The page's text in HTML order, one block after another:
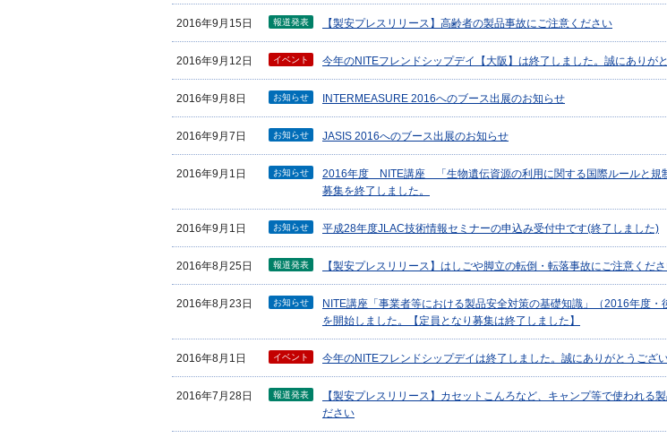
2016年9月15日 報道発表 【製安プレスリリース】高齢者の製品事故にご注意ください
2016年9月12日 イベント 今年のNITEフレンドシップデイ【大阪】は終了しました。誠にありが
2016年9月8日 お知らせ INTERMEASURE 2016へのブース出展のお知らせ
2016年9月7日 お知らせ JASIS 2016へのブース出展のお知らせ
2016年9月1日 お知らせ
2016年度 NITE講座 「生物遺伝資源の利用に関する国際ルールと規
募集を終了しました。
2016年9月1日 お知らせ 平成28年度JLAC技術情報セミナーの申込み受付中です(終了しました)
2016年8月25日 報道発表 【製安プレスリリース】はしごや脚立の転倒・転落事故にご注意くだ
2016年8月23日 お知らせ
NITE講座「事業者等における製品安全対策の基礎知識」（2016年度・
を開始しました。【定員となり募集は終了しました】
2016年8月1日 イベント 今年のNITEフレンドシップデイは終了しました。誠にありがとうござい
2016年7月28日 報道発表
【製安プレスリリース】カセットこんろなど、キャンプ等で使われる
ださい